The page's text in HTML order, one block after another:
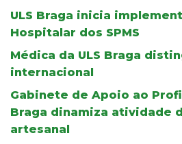
ULS Braga inicia
Hospitalar dos SPMS
Médica da ULS Braga
internacional
Gabinete de Apoio ao
Braga dinamiza atividade
artesanal